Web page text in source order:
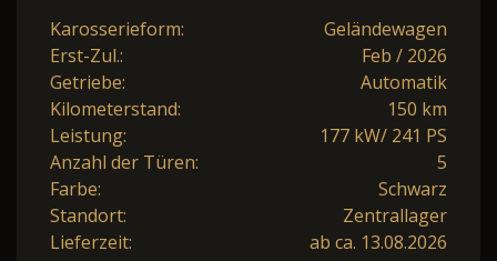
Karosserieform:
Geländewagen
Erst-Zul.:
Feb / 2026
Getriebe:
Automatik
Kilometerstand:
150 km
Leistung:
177 kW/ 241 PS
Anzahl der Türen:
5
Farbe:
Schwarz
Standort:
Zentrallager
Lieferzeit:
ab ca. 13.08.2026